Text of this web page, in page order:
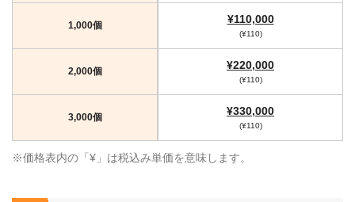
1,000個 ¥110,000
(¥110)
2,000個 ¥220,000
(¥110)
3,000個 ¥330,000
(¥110)
※価格表内の「¥」は税込み単価を意味します。